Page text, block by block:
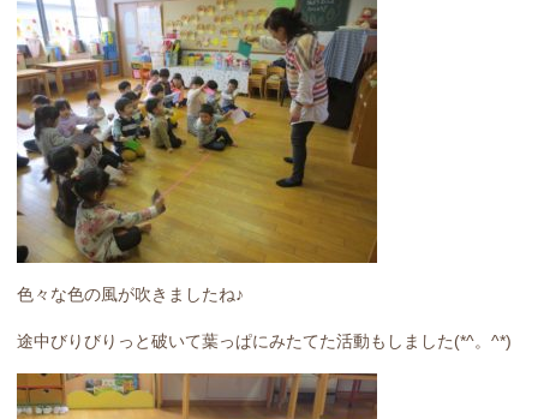
色々な色の風が吹きましたね♪
途中びりびりっと破いて葉っぱにみたてた活動もしました(*^。^*)